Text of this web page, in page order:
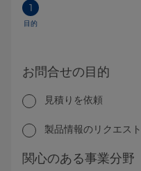
1
目的
お問合せの目的
見積りを依頼
製品情報のリクエスト
関心のある事業分野